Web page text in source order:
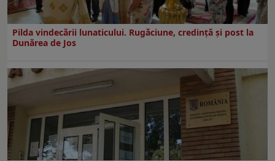
Pilda vindecării lunaticului. Rugăciune, credință și post la
Dunărea de Jos